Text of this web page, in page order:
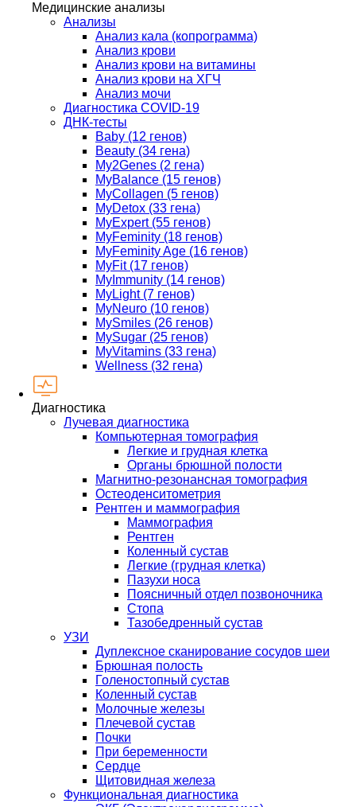
Медицинские анализы
Анализы
Анализ кала (копрограмма)
Анализ крови
Анализ крови на витамины
Анализ крови на ХГЧ
Анализ мочи
Диагностика COVID-19
ДНК-тесты
Baby (12 генов)
Beauty (34 гена)
My2Genes (2 гена)
MyBalance (15 генов)
MyCollagen (5 генов)
MyDetox (33 гена)
MyExpert (55 генов)
MyFeminity (18 генов)
MyFeminity Age (16 генов)
MyFit (17 генов)
MyImmunity (14 генов)
MyLight (7 генов)
MyNeuro (10 генов)
MySmiles (26 генов)
MySugar (25 генов)
MyVitamins (33 гена)
Wellness (32 гена)
Диагностика
Лучевая диагностика
Компьютерная томография
Легкие и грудная клетка
Органы брюшной полости
Магнитно-резонансная томография
Остеоденситометрия
Рентген и маммография
Маммография
Рентген
Коленный сустав
Легкие (грудная клетка)
Пазухи носа
Поясничный отдел позвоночника
Стопа
Тазобедренный сустав
УЗИ
Дуплексное сканирование сосудов шеи
Брюшная полость
Голеностопный сустав
Коленный сустав
Молочные железы
Плечевой сустав
Почки
При беременности
Сердце
Щитовидная железа
Функциональная диагностика